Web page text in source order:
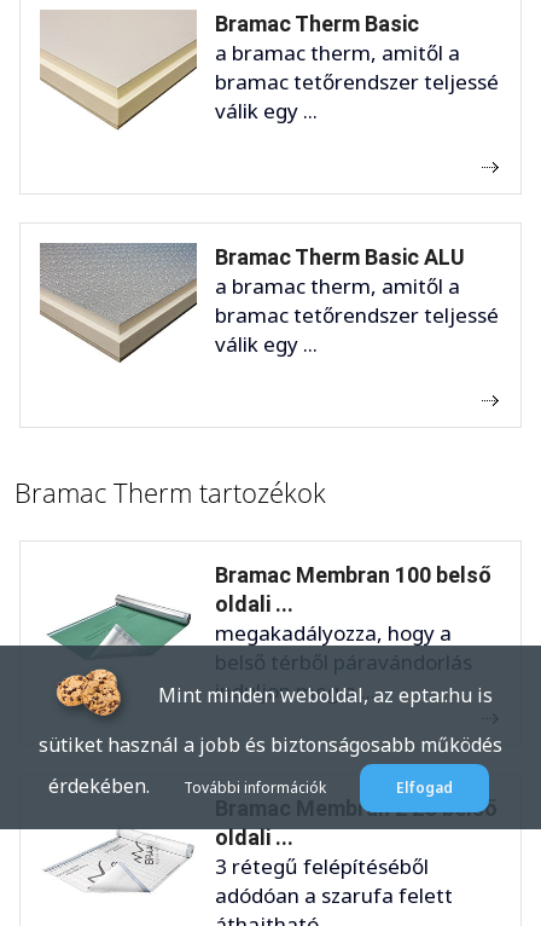
Bramac Therm Basic
a bramac therm, amitől a
bramac tetőrendszer teljessé
válik egy ...
Bramac Therm Basic ALU
a bramac therm, amitől a
bramac tetőrendszer teljessé
válik egy ...
Bramac Therm tartozékok
Bramac Membran 100 belső
oldali ...
megakadályozza, hogy a
belső térből páravándorlás
induljon meg a ...
Bramac Membran 2 2S belső
oldali ...
3 rétegű felépítéséből
adódóan a szarufa felett
Mint minden weboldal, az eptar.hu is
sütiket használ a jobb és biztonságosabb működés
érdekében.
További információk Elfogad